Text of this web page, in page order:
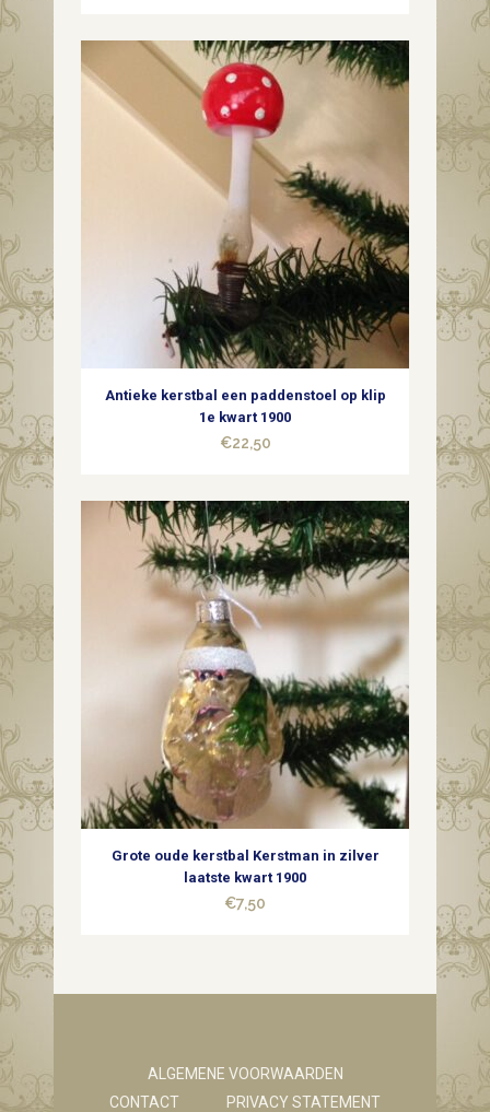
Antieke kerstbal een paddenstoel op klip
1e kwart 1900
€22,50
Grote oude kerstbal Kerstman in zilver
laatste kwart 1900
€7,50
ALGEMENE VOORWAARDEN
CONTACT
PRIVACY STATEMENT